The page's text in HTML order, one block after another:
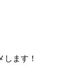
ます！